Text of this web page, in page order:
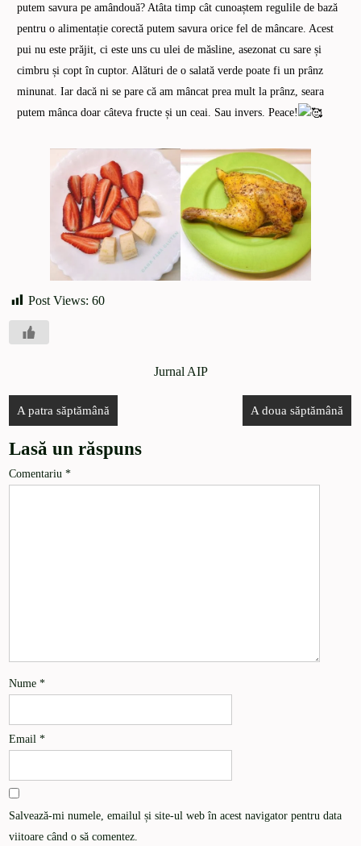
putem savura pe amândouă? Atâta timp cât cunoaștem regulile de bază
pentru o alimentație corectă putem savura orice fel de mâncare. Acest
pui nu este prăjit, ci este uns cu ulei de măsline, asezonat cu sare și
cimbru și copt în cuptor. Alături de o salată verde poate fi un prânz
minunat. Iar dacă ni se pare că am mâncat prea mult la prânz, seara
putem mânca doar câteva fructe și un ceai. Sau invers. Peace!
Post Views: 60
Jurnal AIP
A patra săptămână A doua săptămână
Lasă un răspuns
Comentariu*
Nume*
Email*
Salvează-mi numele, emailul și site-ul web în acest navigator pentru data
viitoare când o să comentez.